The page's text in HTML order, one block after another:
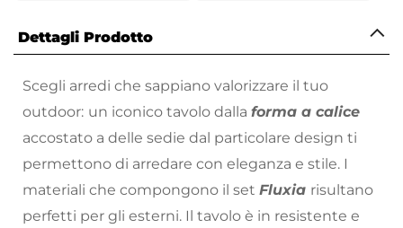
Dettagli Prodotto
Scegli arredi che sappiano valorizzare il tuo
outdoor: un iconico tavolo dalla forma a calice
accostato a delle sedie dal particolare design ti
permettono di arredare con eleganza e stile. I
materiali che compongono il set Fluxia risultano
perfetti per gli esterni. Il tavolo è in resistente e